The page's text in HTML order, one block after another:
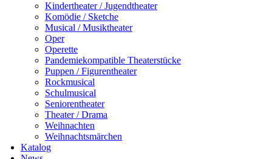
Kindertheater / Jugendtheater
Komödie / Sketche
Musical / Musiktheater
Oper
Operette
Pandemiekompatible Theaterstücke
Puppen / Figurentheater
Rockmusical
Schulmusical
Seniorentheater
Theater / Drama
Weihnachten
Weihnachtsmärchen
Katalog